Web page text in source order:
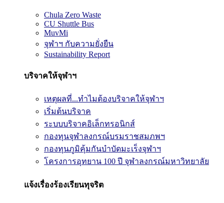
Chula Zero Waste
CU Shuttle Bus
MuvMi
จุฬาฯ กับความยั่งยืน
Sustainability Report
บริจาคให้จุฬาฯ
เหตุผลที่...ทำไมต้องบริจาคให้จุฬาฯ
เริ่มต้นบริจาค
ระบบบริจาคอิเล็กทรอนิกส์
กองทุนจุฬาลงกรณ์บรมราชสมภพฯ
กองทุนภูมิคุ้มกันบำบัดมะเร็งจุฬาฯ
โครงการอุทยาน 100 ปี จุฬาลงกรณ์มหาวิทยาลัย
แจ้งเรื่องร้องเรียนทุจริต